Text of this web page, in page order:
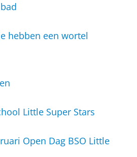
hebben een wortel
Little Super Stars
Open Dag BSO Little